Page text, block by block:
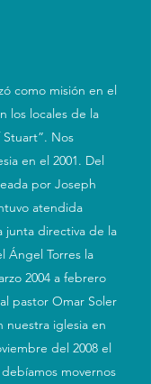
como misión en el
los locales de la
Nos
en el 2001. Del
por Joseph
atendida
junta directiva de la
Ángel Torres la
2004 a febrero
pastor Omar Soler
nuestra iglesia en
del 2008 el
movernos